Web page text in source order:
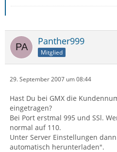
Panther999
Mitglied
29. September 2007 um 08:44
Hast Du bei GMX die
eingetragen?
Bei Port erstmal 995 und SSl.
normal auf 110.
Unter Server Einstellungen
automatisch herunterladen".